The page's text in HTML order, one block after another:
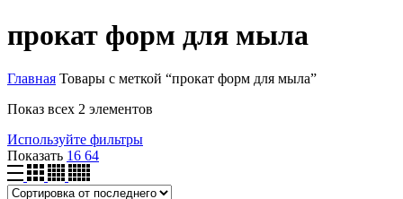
прокат форм для мыла
Главная Товары с меткой “прокат форм для мыла”
Показ всех 2 элементов
Используйте фильтры
Показать 16 64